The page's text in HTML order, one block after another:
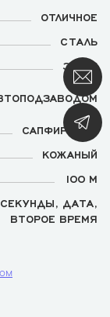
ОТЛИЧНОЕ
СТАЛЬ
37 ММ
САПФИРОВОЕ
КОЖАНЫЙ
100 М
ДАТА,
ВТОРОЕ ВРЕМЯ